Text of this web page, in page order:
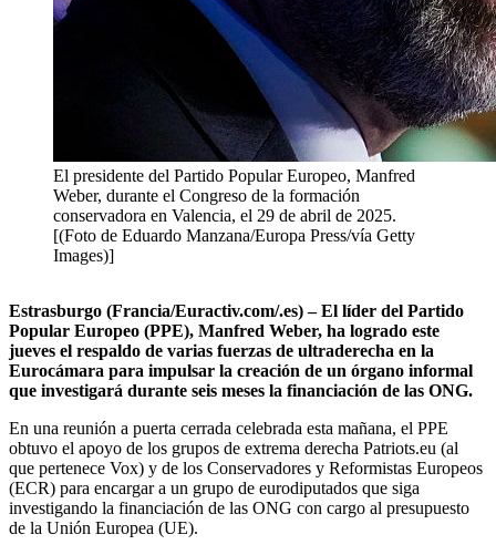
El presidente del Partido Popular Europeo, Manfred
Weber, durante el Congreso de la formación
conservadora en Valencia, el 29 de abril de 2025.
[(Foto de Eduardo Manzana/Europa Press/vía Getty
Images)]
Estrasburgo (Francia/Euractiv.com/.es) – El líder del Partido
Popular Europeo (PPE), Manfred Weber, ha logrado este
jueves el respaldo de varias fuerzas de ultraderecha en la
Eurocámara para impulsar la creación de un órgano informal
que investigará durante seis meses la financiación de las ONG.
En una reunión a puerta cerrada celebrada esta mañana, el PPE
obtuvo el apoyo de los grupos de extrema derecha Patriots.eu (al
que pertenece Vox) y de los Conservadores y Reformistas Europeos
(ECR) para encargar a un grupo de eurodiputados que siga
investigando la financiación de las ONG con cargo al presupuesto
de la Unión Europea (UE).